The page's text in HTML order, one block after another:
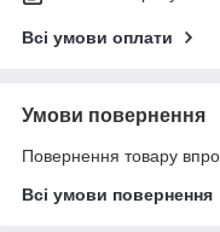
Всі умови оплати
Умови повернення
Повернення товару
Всі умови повернення